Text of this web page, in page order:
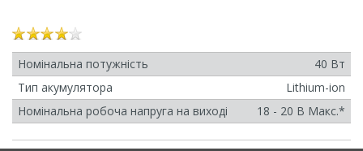
Номінальна потужність
40 Вт
Тип акумулятора
Lithium-ion
Номінальна робоча напруга на виході
18 - 20 В Макс.*